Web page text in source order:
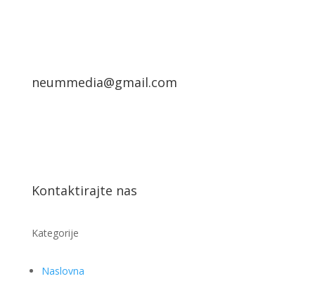
neummedia@gmail.com
Kontaktirajte nas
Kategorije
Naslovna